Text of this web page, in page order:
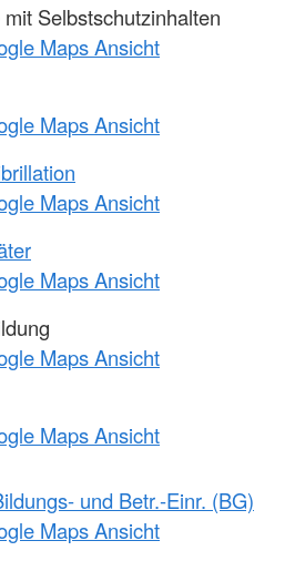
Selbstschutzinhalten
Maps Ansicht
Maps Ansicht
Maps Ansicht
Maps Ansicht
Maps Ansicht
Maps Ansicht
und Betr.-Einr. (BG)
Maps Ansicht